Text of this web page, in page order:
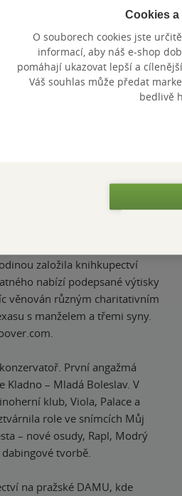
s Atlasem a nechá se od
Atlas Corrigan je snad
ženy a dcery nemůže vystát.
už nejsou manželé, bude Ryle
epilog bestsellerového
to začíná…
JI VYUŽÍT, NEBO JIM BUDE
bestsellerů ze seznamu
ženy Námi to končí a
roky po sobě vyhrála také
– za knihy Confess, Námi
stejnojmenného
založila knihkupectví
nabízí podepsané výtisky
věnován různým charitativním
s manželem a třemi syny.
První angažmá
Kladno – Mladá Boleslav. V
klub, Viola, Palace a
role ve snímcích Můj
– nové osudy, Rapl, Modrý
tvorbě.
na pražské DAMU, kde
Cookies
O souborech cookies jste
informací, aby náš e-shop
pomáhají ukazovat lepší a
Váš souhlas může předat
bedlivě